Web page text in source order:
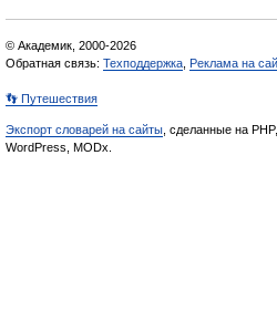
© Академик, 2000-2026
Обратная связь: Техподдержка Реклама на
👣 Путешествия
Экспорт словарей на сайты , сделанные на PHP,
WordPress, MODx.